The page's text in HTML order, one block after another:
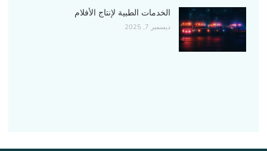
الخدمات الطبية لإنتاج الأفلام
ديسمبر 7, 2025